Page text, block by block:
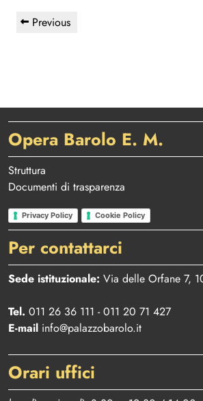
Navigazione
articoli
Previous
Previous
Opera Barolo E. M.
Struttura
Documenti di trasparenza
Privacy Policy Cookie Policy
Per contattarci
Sede istituzionale: Via delle Orfane 7,
Tel. 011 26 36 111 - 011 20 71 427
E-mail info@palazzobarolo.it
Orari uffici